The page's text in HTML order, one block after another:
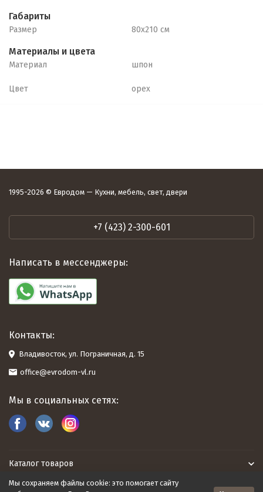
Габариты
Размер 80х210 см
Материалы и цвета
Материал шпон
Цвет орех
1995-2026 © Евродом — Кухни, мебель, свет, двери
+7 (423) 2-300-601
Написать в мессенджеры:
Контакты:
Владивосток, ул. Пограничная, д. 15
office@evrodom-vl.ru
Мы в социальных сетях:
Каталог товаров
Мы сохраняем файлы cookie: это помогает сайту